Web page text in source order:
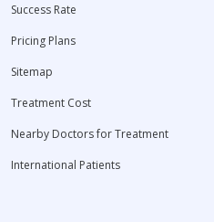
Success Rate
Pricing Plans
Sitemap
Treatment Cost
Nearby Doctors for Treatment
International Patients